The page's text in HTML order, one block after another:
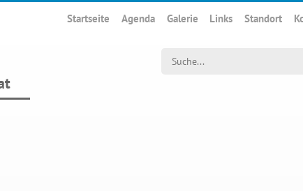
Startseite Agenda Galerie Links Standort